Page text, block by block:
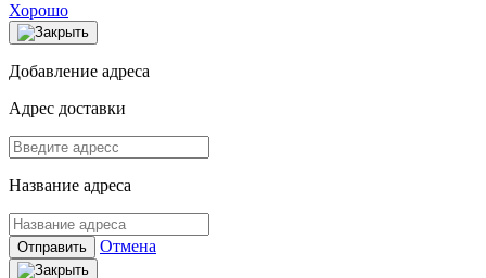
Хорошо
Добавление адреса
Адрес доставки
Название адреса
Отправить Отмена